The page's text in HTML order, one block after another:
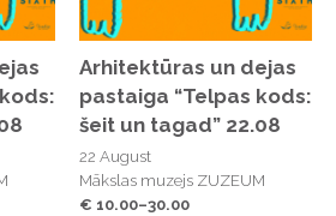
Arhitektūras un dejas
pastaiga “Telpas kods:
šeit un tagad” 22.08
22 August
Mākslas muzejs ZUZEUM
€ 10.00–30.00